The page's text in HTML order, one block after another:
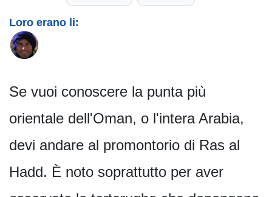
Loro erano li:
Se vuoi conoscere la punta più
orientale dell'Oman, o l'intera Arabia,
devi andare al promontorio di Ras al
Hadd. È noto soprattutto per aver